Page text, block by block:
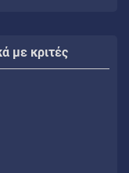
με κριτές